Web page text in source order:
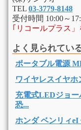
TEL 03-3779-8148
受付時間 10:00～
｢リコールプラス
よく見られてい
ポータブル電源
ワイヤレスイヤ
充電式LEDジョ
恐...
ホンダ ベンリィeI